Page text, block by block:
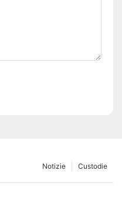
Custodie
Notizie
affidabile di pastiglie freno